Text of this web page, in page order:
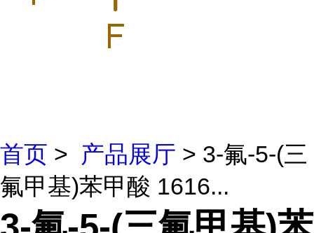
首页 > 产品展厅 > 3-氟-5-(三
氟甲基)苯甲酸 1616...